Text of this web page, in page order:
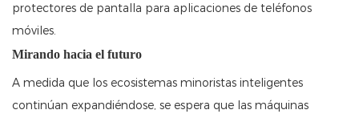
protectores de pantalla para aplicaciones de teléfonos
móviles.
Mirando hacia el futuro
A medida que los ecosistemas minoristas inteligentes
continúan expandiéndose, se espera que las máquinas